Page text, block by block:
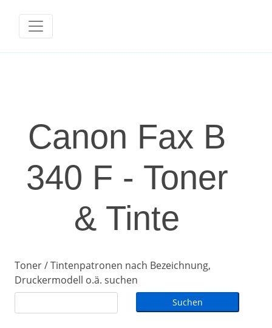
Canon Fax B
340 F - Toner
& Tinte
Toner / Tintenpatronen nach Bezeichnung,
Druckermodell o.ä. suchen